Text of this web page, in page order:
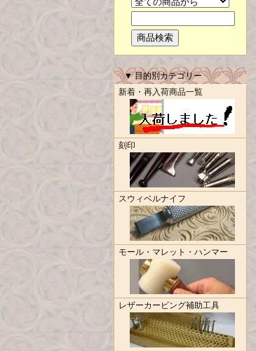
▼ 目的別カテゴリー
新着・再入荷商品一覧
刻印
スウィベルナイフ
モール・マレット・ハンマー
レザーカービング補助工具